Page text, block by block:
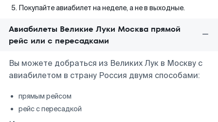
Покупайте авиабилет на неделе, а не в выходные.
Авиабилеты Великие Луки Москва прямой
рейс или с пересадками
Вы можете добраться из Великих Лук в Москву с
авиабилетом в страну Россия двумя способами:
прямым рейсом
рейс с пересадкой